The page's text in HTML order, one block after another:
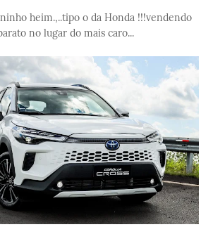
heim.,..tipo o da Honda !!!vendendo
no lugar do mais caro...